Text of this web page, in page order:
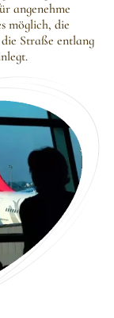
angenehme
möglich, die
Straße entlang